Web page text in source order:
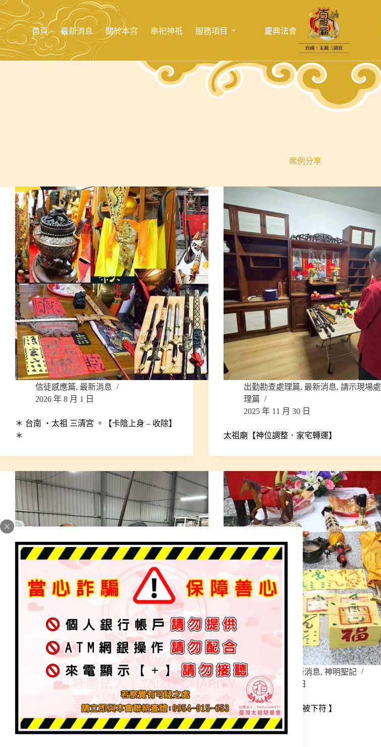
跳
至
主
要
內
首頁 最新消息 關於本宮 奉祀神祇 服務項目 慶典法會
案例分享
信徒感應篇, 最新消息
2026 年 8 月 1 日
＊ 台南 ‧太祖 三清宮 。【卡陰上身 – 收除】
＊
出勤勘查處理篇, 最新消息,請示現場處
理篇
2025 年 11 月 30 日
太祖廟【神位調整．家宅轉運】
出勤勘查處理篇, 最新消息,
神明聖記
2025 年 11 月 30 日
太祖廟【工廠倉庫．淨化加持】
信徒感應篇 最新消息,神明聖記
2025 年 11 月 9 日
太祖 三清宮【符籙 ＆ 被下符 】